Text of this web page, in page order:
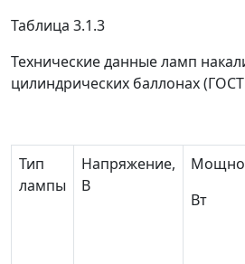
Таблица 3.1.3
Технические данные ламп
цилиндрических баллонах
Тип
лампы
Напряжение,
В
Вт